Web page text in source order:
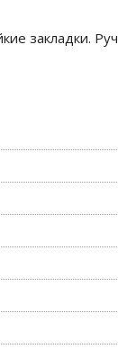
закладки.